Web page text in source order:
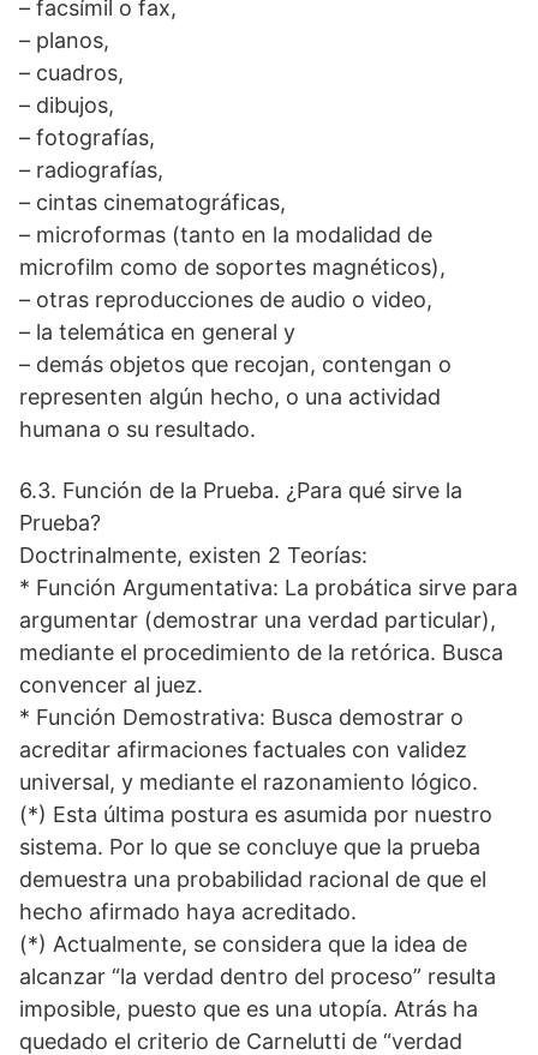
– facsímil o fax,
– planos,
– cuadros,
– dibujos,
– fotografías,
– radiografías,
– cintas cinematográficas,
– microformas (tanto en la modalidad de
microfilm como de soportes magnéticos),
– otras reproducciones de audio o video,
– la telemática en general y
– demás objetos que recojan, contengan o
representen algún hecho, o una actividad
humana o su resultado.
6.3. Función de la Prueba. ¿Para qué sirve la
Prueba?
Doctrinalmente, existen 2 Teorías:
* Función Argumentativa: La probática sirve para
argumentar (demostrar una verdad particular),
mediante el procedimiento de la retórica. Busca
convencer al juez.
* Función Demostrativa: Busca demostrar o
acreditar afirmaciones factuales con validez
universal, y mediante el razonamiento lógico.
(*) Esta última postura es asumida por nuestro
sistema. Por lo que se concluye que la prueba
demuestra una probabilidad racional de que el
hecho afirmado haya acreditado.
(*) Actualmente, se considera que la idea de
alcanzar “la verdad dentro del proceso” resulta
imposible, puesto que es una utopía. Atrás ha
quedado el criterio de Carnelutti de “verdad